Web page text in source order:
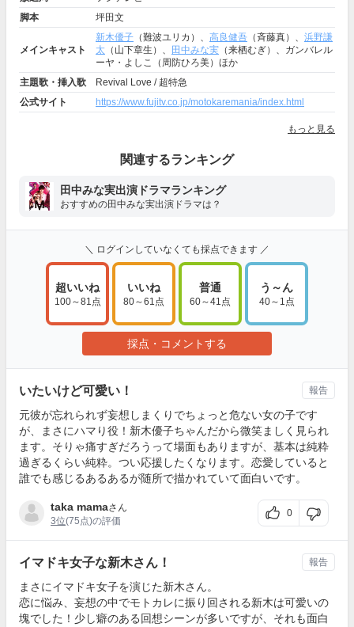
脚本
坪田文
メインキャスト
新木優子 （難波ユリカ）、 高良健吾 （斉藤真）、 浜野謙
太 （山下章生）、 田中みな実 （来栖むぎ）、ガンバレル
ーヤ・よしこ（周防ひろ美）ほか
主題歌・挿入歌
Revival Love / 超特急
公式サイト
https://www.fujitv.co.jp/motokaremania/index.html
もっと見る
関連するランキング
田中みな実出演ドラマランキング
おすすめの田中みな実出演ドラマは？
＼ ログインしていなくても採点できます ／
超いいね
100～81点
いいね
80～61点
普通
60～41点
う～ん
40～1点
採点・コメントする
いたいけど可愛い！
元彼が忘れられず妄想しまくりでちょっと危ない女の子です
が、まさにハマり役！新木優子ちゃんだから微笑ましく見られ
ます。そりゃ痛すぎだろうって場面もありますが、基本は純粋
過ぎるくらい純粋。つい応援したくなります。恋愛していると
誰でも感じるあるあるが随所で描かれていて面白いです。
taka mamaさん
3位(75点)の評価
0
報告
イマドキ女子な新木さん！
まさにイマドキ女子を演じた新木さん。
恋に悩み、妄想の中でモトカレに振り回される新木は可愛いの
塊でした！少し癖のある回想シーンが多いですが、それも面白
報告